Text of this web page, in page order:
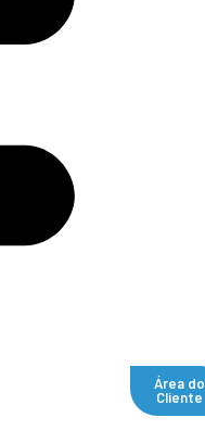
Área do
Cliente